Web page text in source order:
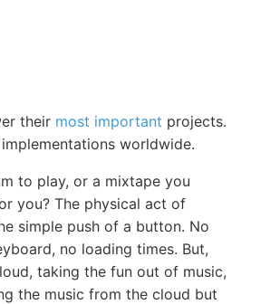
their most important projects.
worldwide.
to play, or a mixtape you
you? The physical act of
simple push of a button. No
no loading times. But,
taking the fun out of music,
the music from the cloud but